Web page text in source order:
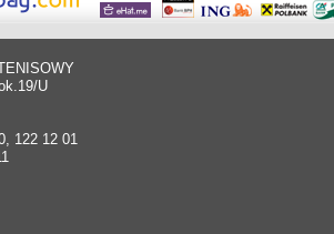
U
122 12 01